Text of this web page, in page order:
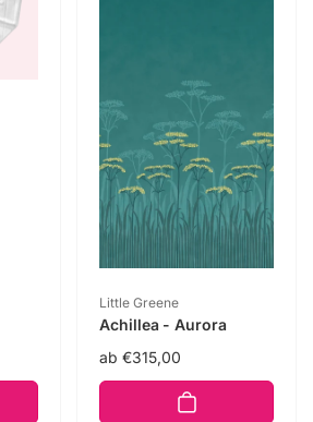
Anbieter:
Little Greene
Achillea - Aurora
Normaler
Preis
ab €315,00